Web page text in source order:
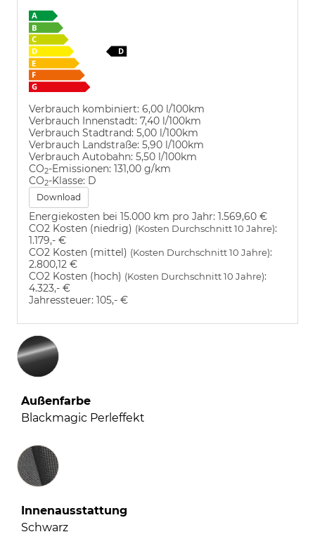
Verbrauch kombiniert: 6,00 l/100km
Verbrauch Innenstadt: 7,40 l/100km
Verbrauch Stadtrand: 5,00 l/100km
Verbrauch Landstraße: 5,90 l/100km
Verbrauch Autobahn: 5,50 l/100km
CO2-Emissionen: 131,00 g/km
CO2-Klasse: D
Download
Energiekosten bei 15.000 km pro Jahr: 1.569,60 €
CO2 Kosten (niedrig) (Kosten Durchschnitt 10 Jahre):
1.179,- €
CO2 Kosten (mittel) (Kosten Durchschnitt 10 Jahre):
2.800,12 €
CO2 Kosten (hoch) (Kosten Durchschnitt 10 Jahre):
4.323,- €
Jahressteuer: 105,- €
Außenfarbe
Blackmagic Perleffekt
Innenausstattung
Innenausstattung
Schwarz